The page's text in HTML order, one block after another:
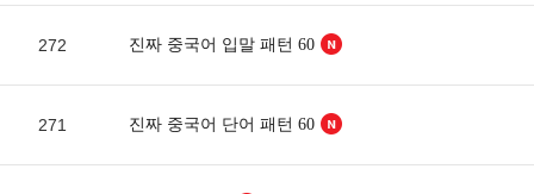
272 진짜 중국어 입말 패턴 60
271 진짜 중국어 단어 패턴 60